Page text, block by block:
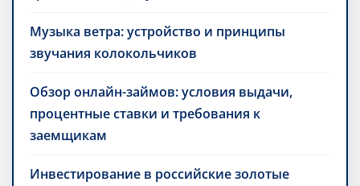
Музыка ветра: устройство и принципы
звучания колокольчиков
Обзор онлайн-займов: условия выдачи,
процентные ставки и требования к
заемщикам
Инвестирование в российские золотые